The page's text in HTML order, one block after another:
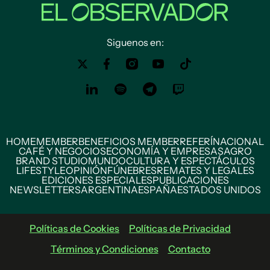
Siguenos en:
HOMEMEMBERBENEFICIOS MEMBERREFERÍNACIONAL
CAFÉ Y NEGOCIOSECONOMÍA Y EMPRESASAGRO
BRAND STUDIOMUNDOCULTURA Y ESPECTÁCULOS
LIFESTYLEOPINIÓNFÚNEBRESREMATES Y LEGALES
EDICIONES ESPECIALESPUBLICACIONES
NEWSLETTERSARGENTINAESPAÑAESTADOS UNIDOS
Políticas de Cookies
Políticas de Privacidad
Términos y Condiciones
Contacto